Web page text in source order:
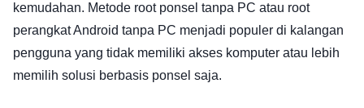
kemudahan. Metode root ponsel tanpa PC atau root
perangkat Android tanpa PC menjadi populer di kalangan
pengguna yang tidak memiliki akses komputer atau lebih
memilih solusi berbasis ponsel saja.